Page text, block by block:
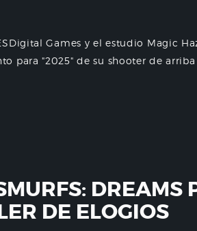
Games y el estudio Magic
para "2025" de su shooter de arriba
DREAMS
DE ELOGIOS